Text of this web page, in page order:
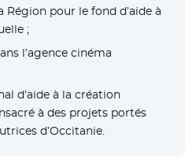
Région pour le fond d’aide à
;
l’agence cinéma
d’aide à la création
à des projets portés
d’Occitanie.